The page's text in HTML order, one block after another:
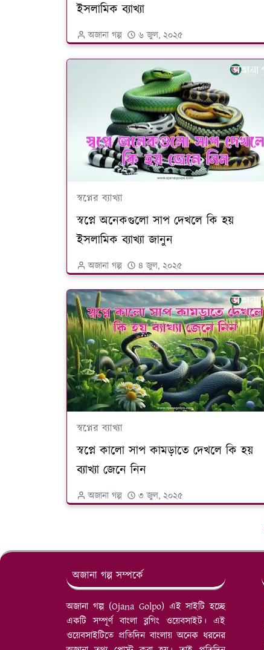
ইসলামিক ব্যাখ্যা
অজানা গল্প ৬ জুল, ২০২৫
স্বপ্নের ব্যাখ্যা
স্বপ্নে অনেকগুলো সাপ দেখলে কি হয়
ইসলামিক ব্যাখ্যা জানুন
অজানা গল্প ৪ জুল, ২০২৫
স্বপ্নের ব্যাখ্যা
স্বপ্নে কালো সাপ কামড়াতে দেখলে কি হয়
ব্যাখ্যা জেনে নিন
অজানা গল্প ৩ জুল, ২০২৫
অজানা গল্প সম্পর্কে
অজানা গল্প (Ojana Golpo) এই সাইটি হচ্ছে
একটি সম্পূর্ণ বাংলা ব্লগিং ওয়েবসাইট। এই
ওয়েবসাইটিতে প্রতিদিন বাংলায় অনেক ধরনের